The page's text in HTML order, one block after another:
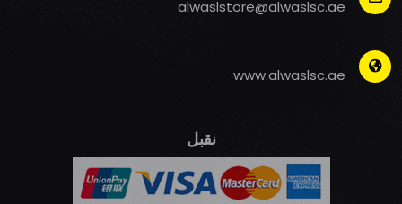
alwaslstore@alwaslsc.ae
www.alwaslsc.ae
نقبل